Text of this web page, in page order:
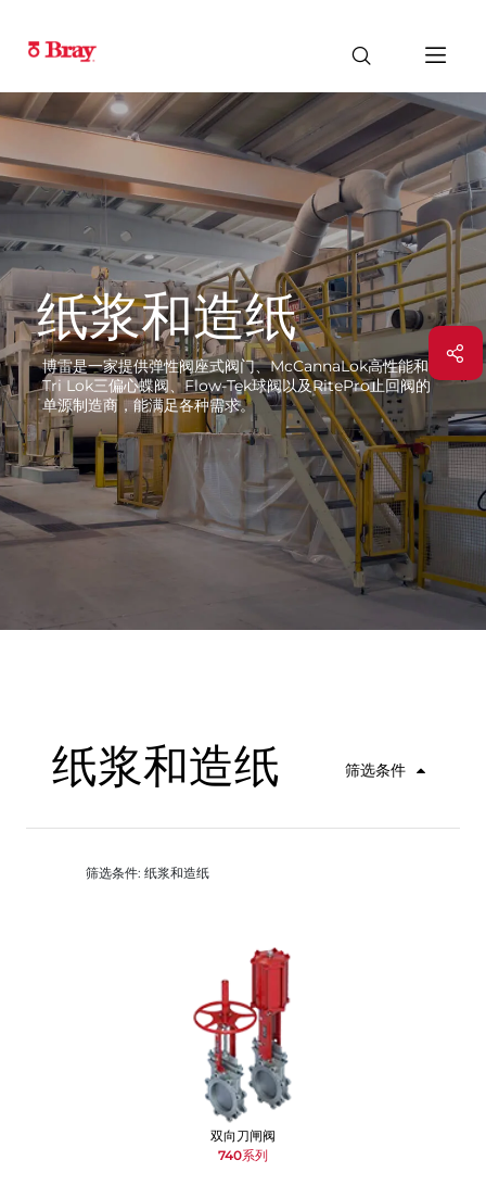
纸浆和造纸
博雷是一家提供弹性阀座式阀门、McCannaLok高性能和
Tri Lok三偏心蝶阀、Flow-Tek球阀以及RitePro止回阀的
单源制造商，能满足各种需求。
纸浆和造纸 筛选条件
筛选条件: 纸浆和造纸
双向刀闸阀
740系列